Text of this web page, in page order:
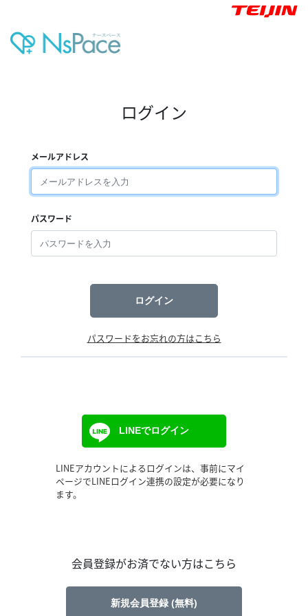
ログイン
メールアドレス
パスワード
ログイン
パスワードをお忘れの方はこちら
LINEでログイン
LINEアカウントによるログインは、事前にマイ
ページでLINEログイン連携の設定が必要になり
ます。
会員登録がお済でない方はこちら
新規会員登録 (無料)